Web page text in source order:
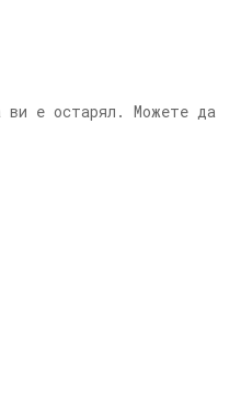
ви е остарял. Можете да